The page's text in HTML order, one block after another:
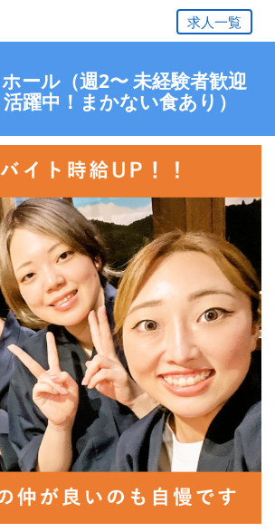
求人一覧
ール（週2〜 未経験者歓迎
躍中！まかない食あり）